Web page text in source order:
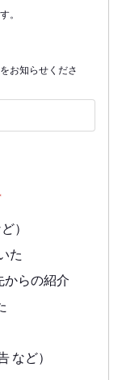
。
お知らせくださ
）
た
からの紹介
など）